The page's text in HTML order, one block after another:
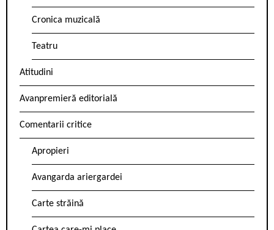
Cronica muzicală
Teatru
Atitudini
Avanpremieră editorială
Comentarii critice
Apropieri
Avangarda ariergardei
Carte străină